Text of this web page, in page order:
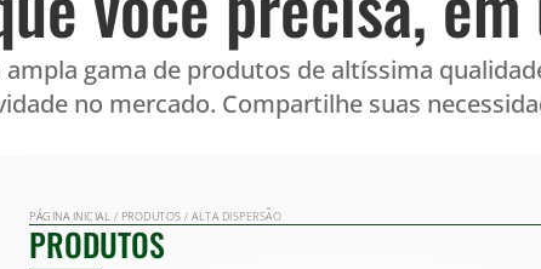
gama de produtos de altíssima
no mercado. Compartilhe suas
PÁGINA INICIAL / PRODUTOS / ALTA DISPERSÃO
PRODUTOS